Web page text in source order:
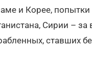
и Корее,
Сирии –
ставших